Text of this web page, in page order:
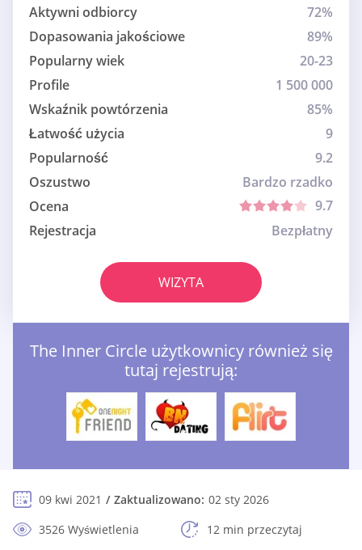
Aktywni odbiorcy
72%
Dopasowania jakościowe
89%
Popularny wiek
20-23
Profile
1 500 000
Wskaźnik powtórzenia
85%
Łatwość użycia
9
Popularność
9.2
Oszustwo
Bardzo rzadko
Ocena
9.7
Rejestracja
Bezpłatny
WIZYTA
The Inner Circle użytkownicy również się
tutaj rejestrują:
09 kwi 2021 Zaktualizowano: 02 sty 2026
3526 Wyświetlenia
12 min przeczytaj